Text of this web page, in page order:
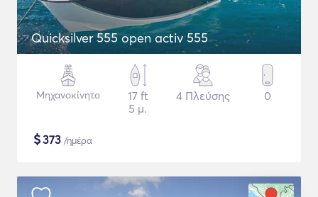
Quicksilver 555 open activ 555
Μηχανοκίνητο
17 ft
5 μ.
4 Πλεύσης 0
$373 /ημέρα